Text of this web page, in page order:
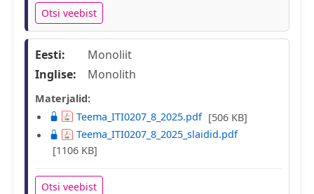
Otsi veebist
Eesti:
Monoliit
Inglise:
Monolith
Materjalid:
Teema_ITI0207_8_2025.pdf [506 KB]
Teema_ITI0207_8_2025_slaidid.pdf
[1106 KB]
Otsi veebist